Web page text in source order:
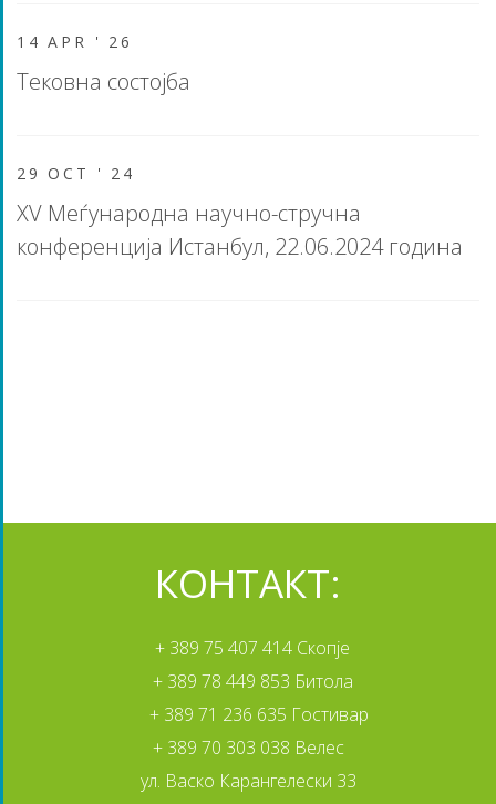
14 APR ' 26
Тековна состојба
29 OCT ' 24
XV Меѓународна научно-стручна
конференција Истанбул, 22.06.2024 година
КОНТАКТ:
+ 389 75 407 414 Скопје
+ 389 78 449 853 Битола
+ 389 71 236 635 Гостивар
+ 389 70 303 038 Велес
ул. Васко Карангелески 33